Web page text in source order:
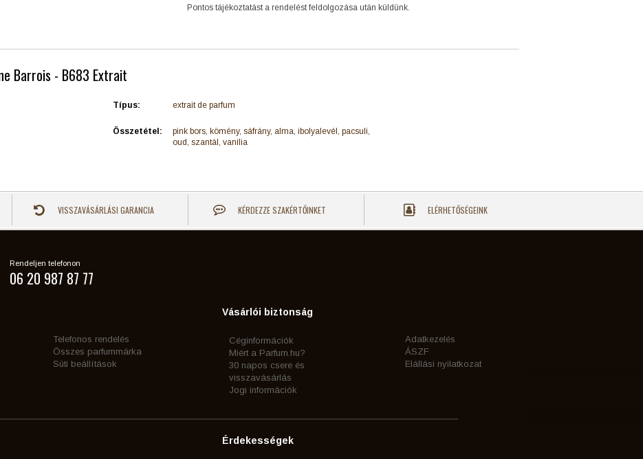
Pontos tájékoztatást a rendelést feldolgozása után küldünk.
Barrois - B683 Extrait
Típus: extrait de parfum
Összetétel:
pink bors, kömény, sáfrány, alma, ibolyalevél, pacsuli,
oud, szantál, vanília
VISSZAVÁSÁRLÁSI GARANCIA KÉRDEZZE SZAKÉRTŐINKET ELÉRHETŐSÉGEINK
Rendeljen telefonon
06 20 987 87 77
Telefonos rendelés
Összes parfummárka
Süti beállítások
Vásárlói biztonság
Céginformációk
Miért a Parfum.hu?
30 napos csere és
visszavásárlás
Jogi információk
Adatkezelés
ÁSZF
Elállási nyilatkozat
Érdekességek